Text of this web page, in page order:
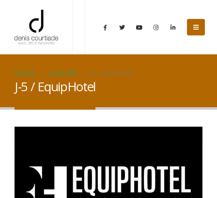
ACCUEIL ACTUALITÉS J-5 / EQUIPHOTEL
J-5 / EquipHotel